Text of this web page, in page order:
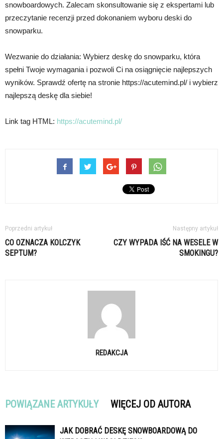
snowboardowych. Zalecam skonsultowanie się z ekspertami lub
przeczytanie recenzji przed dokonaniem wyboru deski do
snowparku.
Wezwanie do działania: Wybierz deskę do snowparku, która
spełni Twoje wymagania i pozwoli Ci na osiągnięcie najlepszych
wyników. Sprawdź ofertę na stronie https://acutemind.pl/ i wybierz
najlepszą deskę dla siebie!
Link tag HTML: https://acutemind.pl/
Poprzedni artykuł
CO OZNACZA KOLCZYK
SEPTUM?
Następny artykuł
CZY WYPADA IŚĆ NA WESELE W
SMOKINGU?
REDAKCJA
POWIĄZANE ARTYKUŁY WIĘCEJ OD AUTORA
JAK DOBRAĆ DESKĘ SNOWBOARDOWĄ DO